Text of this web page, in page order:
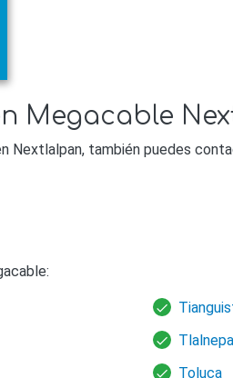
Megacable
también puedes
Toluca